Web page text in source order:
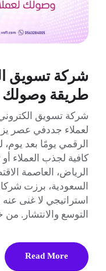
شركة تسويق
طريقة وصولك
شركة تسويق
لعملاء جددفي عصر
الرقمي يومًا بعد
كافية لجذب العملاء
الرياض، العاصمة
السعودية، برزت
استراتيجي لا غنى
التوسع والانتشار.
Read More